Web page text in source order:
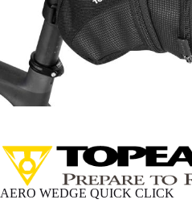
AERO WEDGE QUICK CLICK